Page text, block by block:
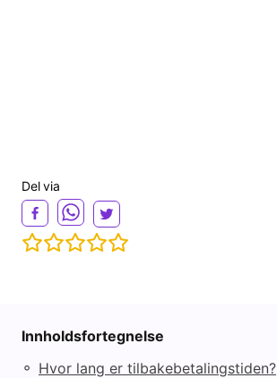
Del via
Innholdsfortegnelse
◦ Hvor lang er tilbakebetalingstiden?